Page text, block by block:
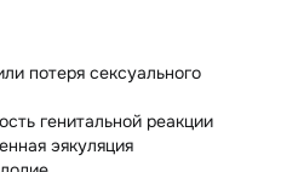
потеря сексуального
генитальной реакции
эякуляция